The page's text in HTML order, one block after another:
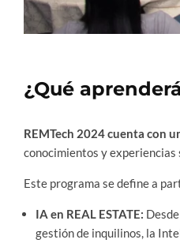
¿Qué
REMTech 2024cuenta con
conocimientos y
Este programa se define a
IA en REAL ESTATE:
gestión de inquilinos, la